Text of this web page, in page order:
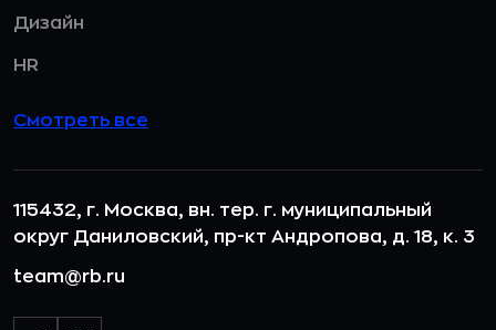
Дизайн
HR
Смотреть все
115432, г. Москва, вн. тер. г. муниципальный
округ Даниловский, пр-кт Андропова, д. 18, к. 3
team@rb.ru